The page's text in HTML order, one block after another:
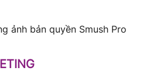
ảnh bản quyền Smush Pro